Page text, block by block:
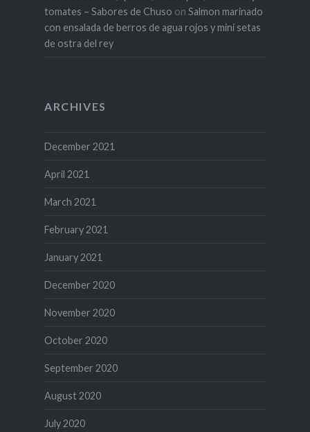
tomates – Sabores de Chuso on Salmon marinado
con ensalada de berros de agua rojos y mini setas
de ostra del rey
ARCHIVES
December 2021
April 2021
March 2021
February 2021
January 2021
December 2020
November 2020
October 2020
September 2020
August 2020
July 2020